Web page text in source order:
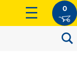
0